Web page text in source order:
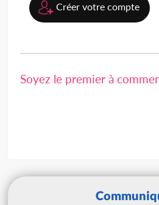
Créer votre compte
Soyez le premier à